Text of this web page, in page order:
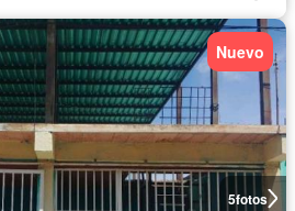
5fotos
Nuevo